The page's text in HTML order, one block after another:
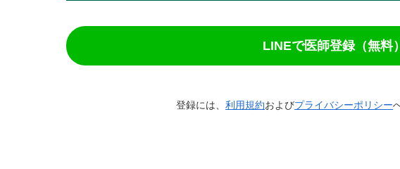
LINEで医師登録（無料）
登録には、 利用規約およびプライバシーポリシー